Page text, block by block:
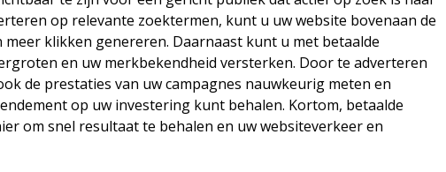
op relevante zoektermen, kunt u uw website bovenaan de
klikken genereren. Daarnaast kunt u met betaalde
en uw merkbekendheid versterken. Door te adverteren
de prestaties van uw campagnes nauwkeurig meten en
op uw investering kunt behalen. Kortom, betaalde
om snel resultaat te behalen en uw websiteverkeer en